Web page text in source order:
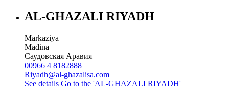
AL-GHAZALI RIYADH
Markaziya
Madina
Саудовская Аравия
00966 4 8182888
Riyadh@al-ghazalisa.com
See details Go to the 'AL-GHAZALI RIYADH'